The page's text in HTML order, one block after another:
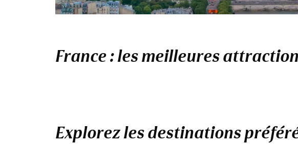
France : les meilleures
Explorez les destinations